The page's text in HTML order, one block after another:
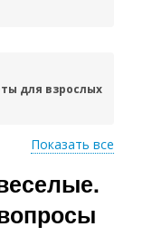
для взрослых
на взрослые
Показать все